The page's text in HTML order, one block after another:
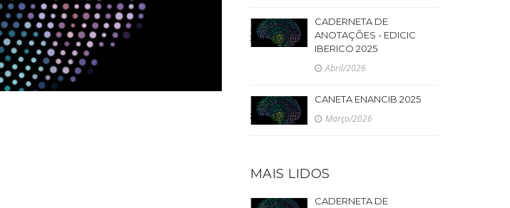
CADERNETA DE
ANOTAÇÕES - EDICIC
IBERICO 2025
Abril/2026
CANETA ENANCIB 2025
Março/2026
MAIS LIDOS
CADERNETA DE